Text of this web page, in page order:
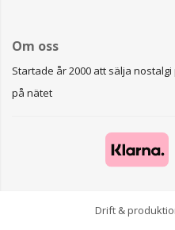
Om oss
Startade år 2000 att sälja
på nätet
Drift &